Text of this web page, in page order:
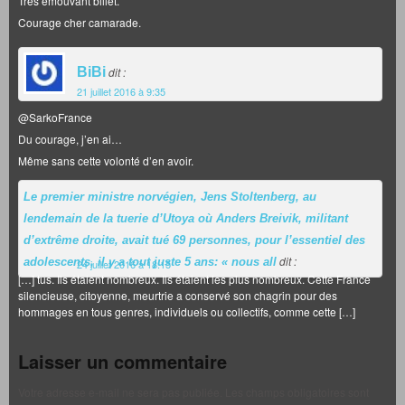
Courage cher camarade.
BiBidit :
21 juillet 2016 à 9:35
@SarkoFrance
Du courage, j’en ai…
Même sans cette volonté d’en avoir.
Le premier ministre norvégien, Jens Stoltenberg, au
lendemain de la tuerie d’Utoya où Anders Breivik, militant
d’extrême droite, avait tué 69 personnes, pour l’essentiel des
adolescents, il y a tout juste 5 ans: « nous all dit :
24 juillet 2016 à 18:15
[…] tus. Ils étaient nombreux. Ils étaient les plus nombreux. Cette France
silencieuse, citoyenne, meurtrie a conservé son chagrin pour des
hommages en tous genres, individuels ou collectifs, comme cette […]
Laisser un commentaire